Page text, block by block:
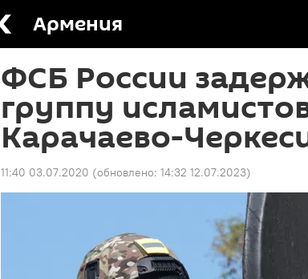
Армения
ФСБ России
группу
Карачаево-
11:40 03.07.2020 (обновлено: 14:32 12.07.2023)